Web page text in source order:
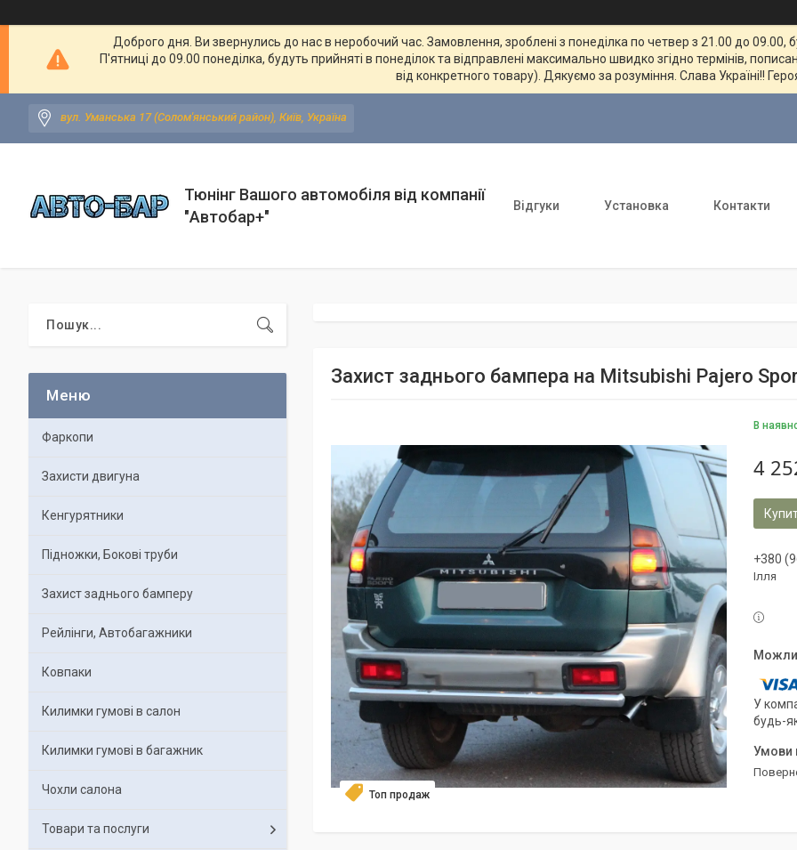
Доброго дня. Ви звернулись до нас в неробочий час. Замовлення, зроблені з понеділка по четвер з 21.00 до 09.00,
П'ятниці до 09.00 понеділка, будуть прийняті в понеділок та відправлені максимально швидко згідно термінів,
від конкретного товару). Дякуємо за розуміння. Слава Україні!!
вул. Уманська 17 (Солом'янський район), Київ, Україна
Тюнінг Вашого автомобіля від компанії
"Автобар+"
Відгуки Установка Контакти
Захист заднього бампера на Mitsubishi Pajero
Топ продаж
В
4
+380
Ілля
У
будь-
Фаркопи
Захисти двигуна
Кенгурятники
Підножки, Бокові труби
Захист заднього бамперу
Рейлінги, Автобагажники
Ковпаки
Килимки гумові в салон
Килимки гумові в багажник
Чохли салона
Товари та послуги